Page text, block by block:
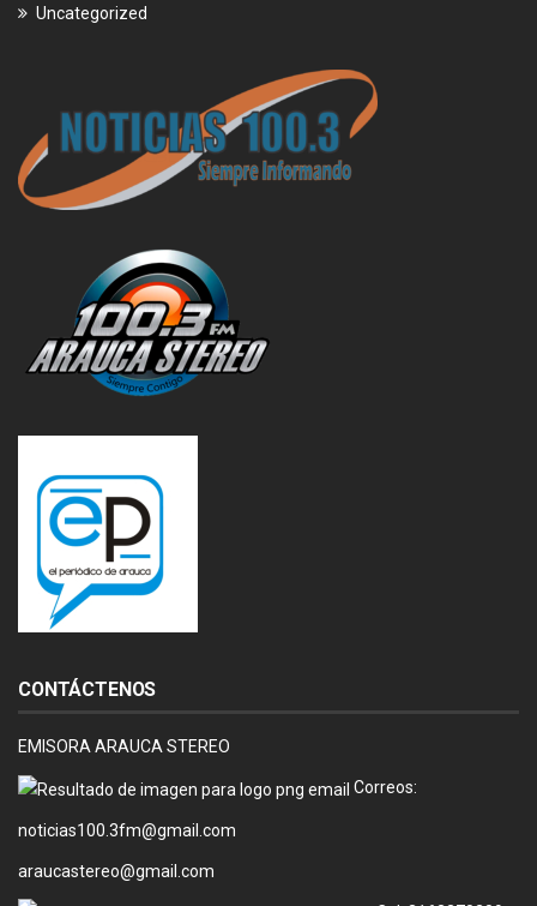
Uncategorized
CONTÁCTENOS
EMISORA ARAUCA STEREO
Correos:
noticias100.3fm@gmail.com
araucastereo@gmail.com